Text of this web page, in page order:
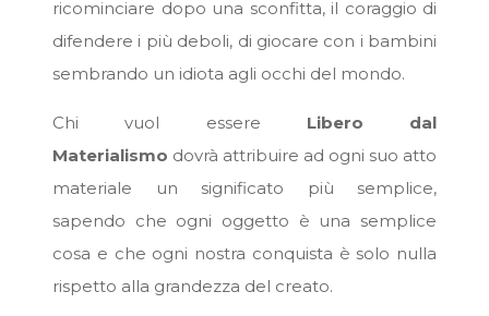
ricominciare dopo una sconfitta, il coraggio di
difendere i più deboli, di giocare con i bambini
sembrando un idiota agli occhi del mondo.
Chi vuol essere Libero dal
Materialismo dovrà attribuire ad ogni suo atto
materiale un significato più semplice,
sapendo che ogni oggetto è una semplice
cosa e che ogni nostra conquista è solo nulla
rispetto alla grandezza del creato.